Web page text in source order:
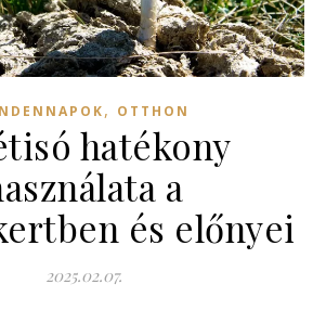
, OTTHON
hatékony
a
és előnyei
2025.02.07.